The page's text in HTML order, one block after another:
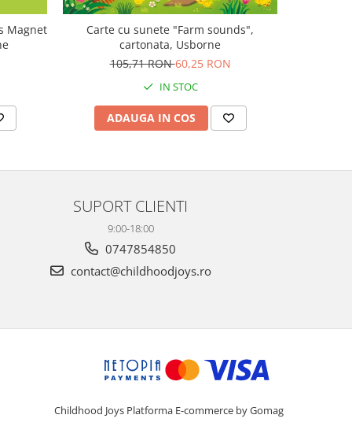
Magnet
Carte cu sunete "Farm sounds",
cartonata, Usborne
105,71 RON60,25 RON
IN STOC
ADAUGA IN COS
SUPORT CLIENTI
9:00-18:00
0747854850
contact@childhoodjoys.ro
Childhood Joys Platforma E-commerce by Gomag